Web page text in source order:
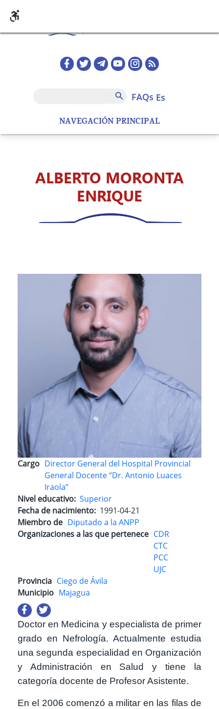
NAVEGACIÓN PRINCIPAL
Redes sociales home
FAQs
FAQs es
ALBERTO MORONTA
ENRIQUE
Cargo Director General del Hospital Provincial
General Docente “Dr. Antonio Luaces
Iraola”
Nivel educativo Superior
Fecha de nacimiento 1991-04-21
Miembro de Diputado a la ANPP
Organizaciones a las que pertenece CDR
CTC
PCC
UJC
Provincia Ciego de Ávila
Municipio Majagua
Doctor en Medicina y especialista de primer
grado en Nefrología. Actualmente estudia
una segunda especialidad en Organización
y Administración en Salud y tiene la
categoría docente de Profesor Asistente.
En el 2006 comenzó a militar en las filas de